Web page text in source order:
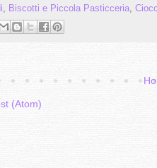
Biscotti e Piccola Pasticceria
(Atom)